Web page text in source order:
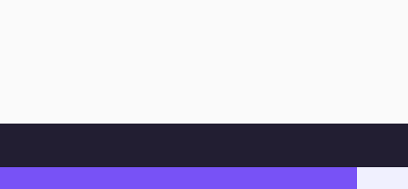
Hoppa till innehåll
språkliga